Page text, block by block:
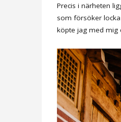
Precis i närheten
som försöker
köpte jag med mig